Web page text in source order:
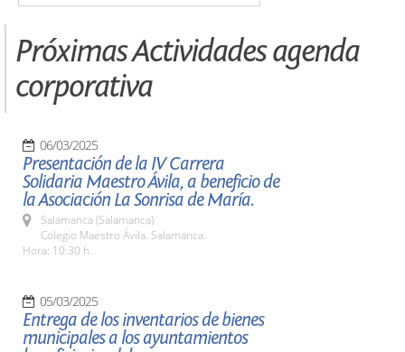
Próximas Actividades agenda
corporativa
06/03/2025
Presentación de la IV Carrera
Solidaria Maestro Ávila, a beneficio de
la Asociación La Sonrisa de María.
Salamanca (Salamanca)
Colegio Maestro Ávila. Salamanca.
Hora: 10:30 h.
05/03/2025
Entrega de los inventarios de bienes
municipales a los ayuntamientos